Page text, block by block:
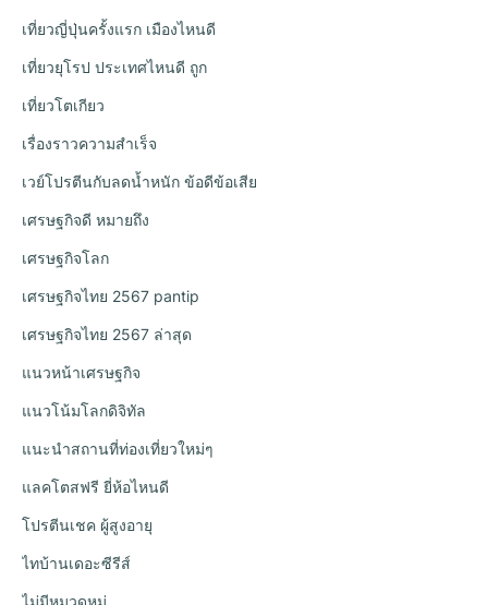
เที่ยวญี่ปุ่นครั้งแรก เมืองไหนดี
เที่ยวยุโรป ประเทศไหนดี ถูก
เที่ยวโตเกียว
เรื่องราวความสำเร็จ
เวย์โปรตีนกับลดน้ำหนัก ข้อดีข้อเสีย
เศรษฐกิจดี หมายถึง
เศรษฐกิจโลก
เศรษฐกิจไทย 2567 pantip
เศรษฐกิจไทย 2567 ล่าสุด
แนวหน้าเศรษฐกิจ
แนวโน้มโลกดิจิทัล
แนะนำสถานที่ท่องเที่ยวใหม่ๆ
แลคโตสฟรี ยี่ห้อไหนดี
โปรตีนเชค ผู้สูงอายุ
ไทบ้านเดอะซีรีส์
ไม่มีหมวดหมู่